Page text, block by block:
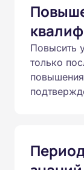
Повысить
только